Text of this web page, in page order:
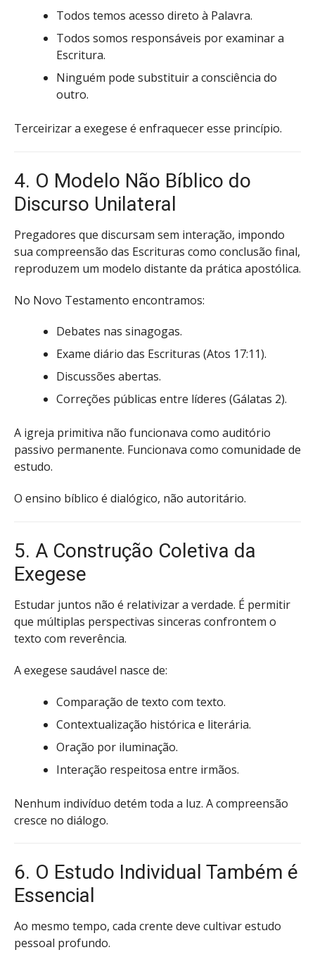
Todos temos acesso direto à Palavra.
Todos somos responsáveis por examinar a
Escritura.
Ninguém pode substituir a consciência do
outro.
Terceirizar a exegese é enfraquecer esse princípio.
4. O Modelo Não Bíblico do
Discurso Unilateral
Pregadores que discursam sem interação, impondo
sua compreensão das Escrituras como conclusão final,
reproduzem um modelo distante da prática apostólica.
No Novo Testamento encontramos:
Debates nas sinagogas.
Exame diário das Escrituras (Atos 17:11).
Discussões abertas.
Correções públicas entre líderes (Gálatas 2).
A igreja primitiva não funcionava como auditório
passivo permanente. Funcionava como comunidade de
estudo.
O ensino bíblico é dialógico, não autoritário.
5. A Construção Coletiva da
Exegese
Estudar juntos não é relativizar a verdade. É permitir
que múltiplas perspectivas sinceras confrontem o
texto com reverência.
A exegese saudável nasce de:
Comparação de texto com texto.
Contextualização histórica e literária.
Oração por iluminação.
Interação respeitosa entre irmãos.
Nenhum indivíduo detém toda a luz. A compreensão
cresce no diálogo.
6. O Estudo Individual Também é
Essencial
Ao mesmo tempo, cada crente deve cultivar estudo
pessoal profundo.